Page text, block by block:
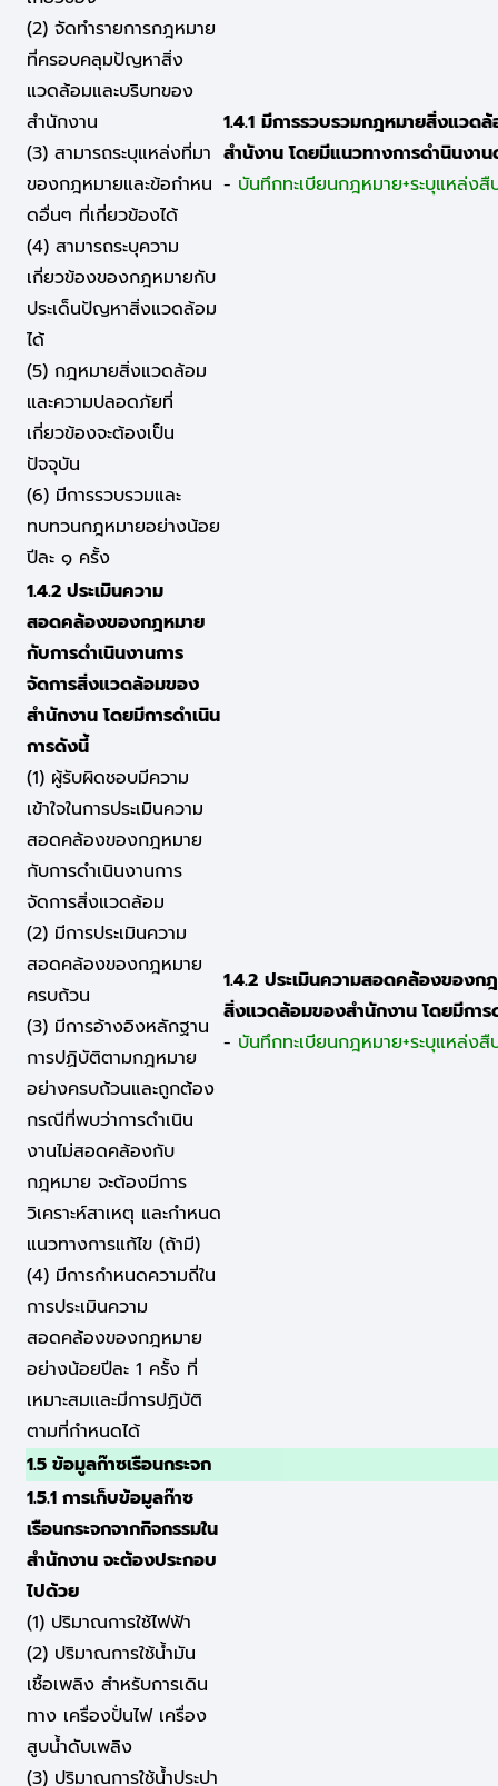
(2) จัดทำรายการกฎหมาย
ที่ครอบคลุมปัญหาสิ่ง
แวดล้อมและบริบทของ
สำนักงาน
(3) สามารถระบุแหล่งที่มา
ของกฎหมายและข้อกำหน
ดอื่นๆ ที่เกี่ยวข้องได้
(4) สามารถระบุความ
เกี่ยวข้องของกฎหมายกับ
ประเด็นปัญหาสิ่งแวดล้อม
ได้
(5) กฎหมายสิ่งแวดล้อม
และความปลอดภัยที่
เกี่ยวข้องจะต้องเป็น
ปัจจุบัน
(6) มีการรวบรวมและ
ทบทวนกฎหมายอย่างน้อย
ปีละ ๑ ครั้ง
1.4.1 มีการรวบรวมกฎหมายสิ่งแวด
สำนังาน โดยมีแนวทางการดำนินงา
- บันทึกทะเบียนกฎหมาย+ระบุแหล่ง
1.4.2 ประเมินความ
สอดคล้องของกฎหมาย
กับการดำเนินงานการ
จัดการสิ่งแวดล้อมของ
สำนักงาน โดยมีการดำเนิน
การดังนี้
(1) ผู้รับผิดชอบมีความ
เข้าใจในการประเมินความ
สอดคล้องของกฎหมาย
กับการดำเนินงานการ
จัดการสิ่งแวดล้อม
(2) มีการประเมินความ
สอดคล้องของกฎหมาย
ครบถ้วน
(3) มีการอ้างอิงหลักฐาน
การปฏิบัติตามกฎหมาย
อย่างครบถ้วนและถูกต้อง
กรณีที่พบว่าการดำเนิน
งานไม่สอดคล้องกับ
กฎหมาย จะต้องมีการ
วิเคราะห์สาเหตุ และกำหนด
แนวทางการแก้ไข (ถ้ามี)
(4) มีการกำหนดความถี่ใน
การประเมินความ
สอดคล้องของกฎหมาย
อย่างน้อยปีละ 1 ครั้ง ที่
เหมาะสมและมีการปฏิบัติ
ตามที่กำหนดได้
1.4.2 ประเมินความสอดคล้องของก
สิ่งแวดล้อมของสำนักงาน โดยมีการ
- บันทึกทะเบียนกฎหมาย+ระบุแหล่ง
1.5 ข้อมูลก๊าซเรือนกระจก
1.5.1 การเก็บข้อมูลก๊าซ
เรือนกระจกจากกิจกรรมใน
สำนักงาน จะต้องประกอบ
ไปด้วย
(1) ปริมาณการใช้ไฟฟ้า
(2) ปริมาณการใช้น้ำมัน
เชื้อเพลิง สำหรับการเดิน
ทาง เครื่องปั่นไฟ เครื่อง
สูบน้ำดับเพลิง
(3) ปริมาณการใช้น้ำประปา